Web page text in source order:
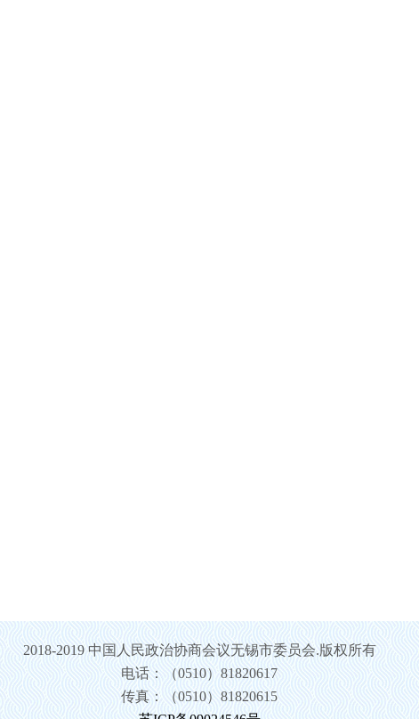
2018-2019 中国人民政治协商会议无锡市委员会.版权所有
电话：（0510）81820617
传真：（0510）81820615